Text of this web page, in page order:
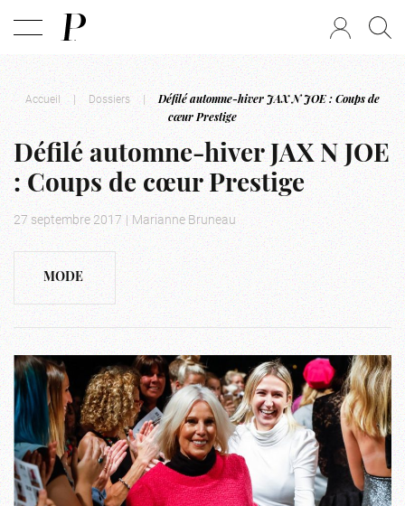
Accueil | Dossiers |
Défilé automne-hiver JAX N JOE : Coups de
cœur Prestige
Défilé automne-hiver JAX N JOE
: Coups de cœur Prestige
27 septembre 2017 | Marianne Bruneau
MODE